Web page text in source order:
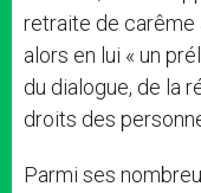
retraite de carême
alors en lui « un
du dialogue, de la
droits des
Parmi ses